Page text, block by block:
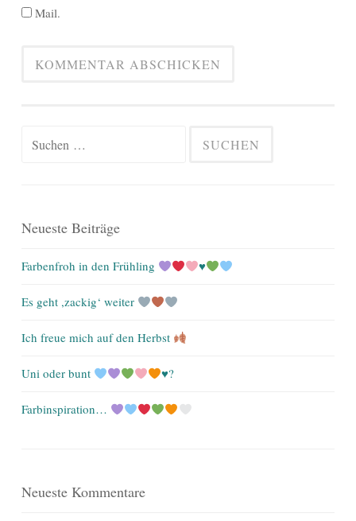
Mail.
Suchen
Neueste Beiträge
Farbenfroh in den Frühling ♥️
Es geht ,zackig‘ weiter
Ich freue mich auf den Herbst
Uni oder bunt ♥️?
Farbinspiration…
Neueste Kommentare